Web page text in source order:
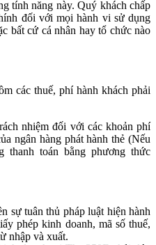
tính năng này. Quý khách chấp
đối với mọi hành vi sử dụng
bất cứ cá nhân hay tổ chức nào
các thuế, phí hành khách phải
nhiệm đối với các khoản phí
ngân hàng phát hành thẻ (Nếu
thanh toán bằng phương thức
sự tuân thủ pháp luật hiện hành
phép kinh doanh, mã số thuế,
nhập và xuất.